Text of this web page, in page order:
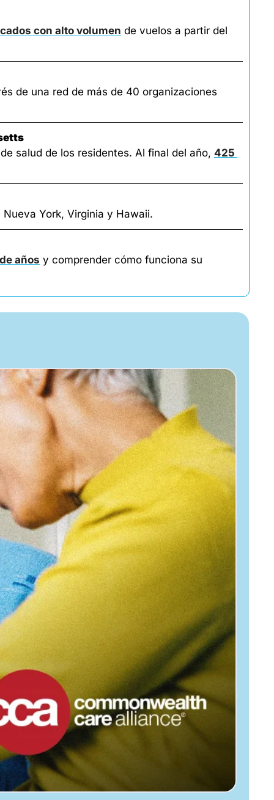
con alto volumen de vuelos a partir del
de una red de más de 40 organizaciones
salud de los residentes. Al final del año, 425
York, Virginia y Hawaii.
años y comprender cómo funciona su